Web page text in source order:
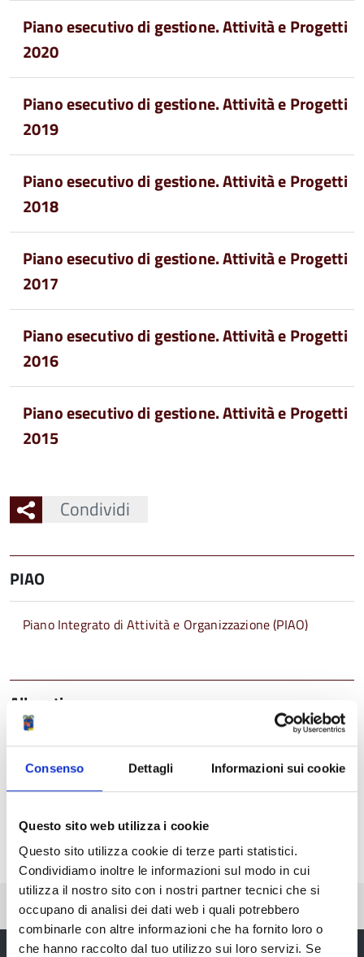
Consenso Dettagli Informazioni sui cookie
Questo sito web utilizza i cookie
Questo sito utilizza cookie di terze parti statistici.
Condividiamo inoltre le informazioni sul modo in cui
utilizza il nostro sito con i nostri partner tecnici che si
occupano di analisi dei dati web i quali potrebbero
combinarle con altre informazioni che ha fornito loro o
che hanno raccolto dal tuo utilizzo sui loro servizi. Se
Piano esecutivo di gestione. Attività e Progetti
2020
Piano esecutivo di gestione. Attività e Progetti
2019
Piano esecutivo di gestione. Attività e Progetti
2018
Piano esecutivo di gestione. Attività e Progetti
2017
Piano esecutivo di gestione. Attività e Progetti
2016
Piano esecutivo di gestione. Attività e Progetti
2015
Condividi
PIAO
Piano Integrato di Attività e Organizzazione (PIAO)
Allegati
Delibera piano performance e valutazione
n.172.14.pdf
Pubblicato: 26 Giugno 2014 — Ultima modifica: 03 Luglio 2023